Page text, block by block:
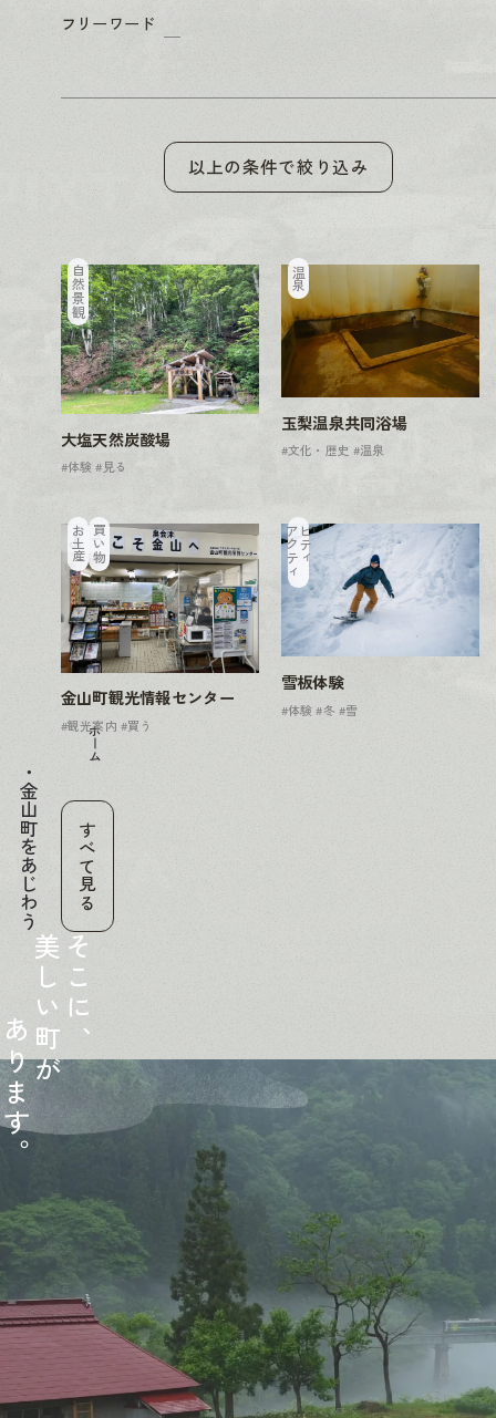
フリーワード
以上の条件で絞り込み
大塩天然炭酸場
自然景観
#体験 #見る
玉梨温泉共同浴場
温泉
#文化・歴史 #温泉
金山町観光情報センター
お土産買い物
#観光案内 #買う
雪板体験
ア
ク
テ
ィ
ビ
ティ
#体験 #冬 #雪
すべて見る
ホーム
金山町をあじわう
そ
こ
に
、
美
し
い
町
が